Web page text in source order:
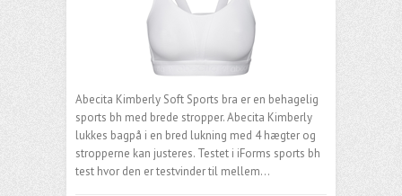
Abecita Kimberly Soft Sports bra er en behagelig
sports bh med brede stropper. Abecita Kimberly
lukkes bagpå i en bred lukning med 4 hægter og
stropperne kan justeres. Testet i iForms sports bh
test hvor den er testvinder til mellem…